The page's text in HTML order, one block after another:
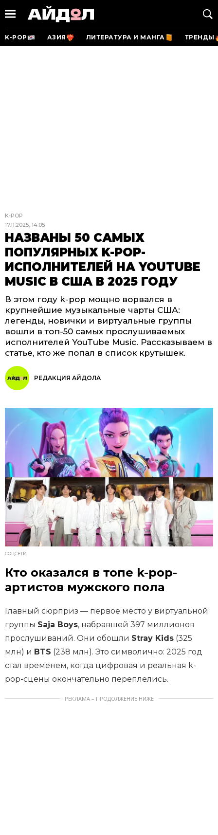
K-POP АЗИЯ ЛИТЕРАТУРА И МАНГА ТРЕНДЫ
K-POP
17.11.2025, 14:05
НАЗВАНЫ 50 САМЫХ
ПОПУЛЯРНЫХ K-POP-
ИСПОЛНИТЕЛЕЙ НА YOUTUBE
MUSIC В США В 2025 ГОДУ
В этом году k-pop мощно ворвался в
крупнейшие музыкальные чарты США:
легенды, новички и виртуальные группы
вошли в топ-50 самых прослушиваемых
исполнителей YouTube Music. Рассказываем в
статье, кто же попал в список крутышек.
РЕДАКЦИЯ АЙДОЛА
СОЦСЕТИ
Кто оказался в топе k-pop-
артистов мужского пола
Главный сюрприз — первое место у виртуальной
группы Saja Boys, набравшей 397 миллионов
прослушиваний. Они обошли Stray Kids (325
млн) и BTS (238 млн). Это символично: 2025 год
стал временем, когда цифровая и реальная k-
pop-сцены окончательно переплелись.
РЕКЛАМА – ПРОДОЛЖЕНИЕ НИЖЕ